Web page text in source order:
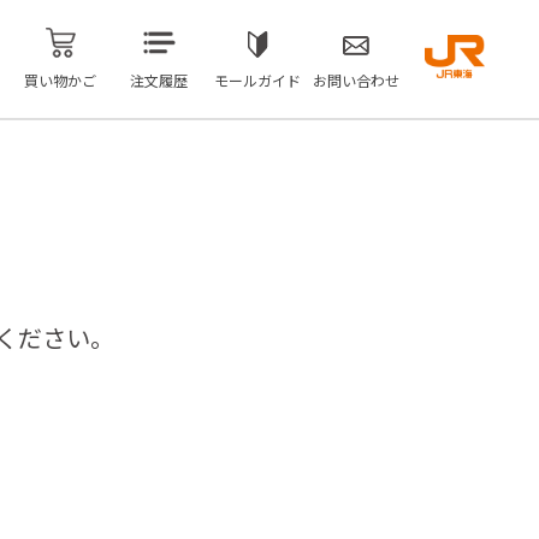
買い物かご 注文履歴 モールガイド お問い合わせ
さい。